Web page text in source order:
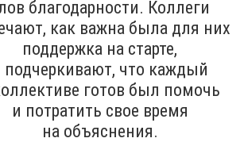
благодарности. Коллеги
как важна была для них
поддержка на старте,
подчеркивают, что каждый
готов был помочь
и потратить свое время
на объяснения.